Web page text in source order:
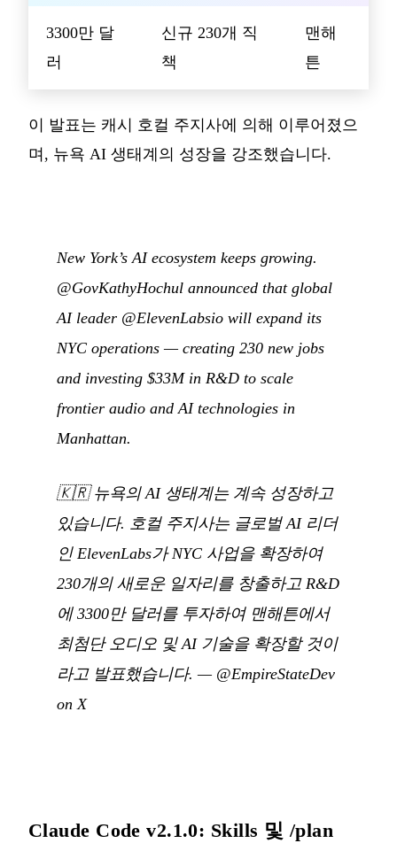
3300만 달
러
신규 230개 직
책
맨해
튼
이 발표는 캐시 호컬 주지사에 의해 이루어졌으
며, 뉴욕 AI 생태계의 성장을 강조했습니다.
New York’s AI ecosystem keeps growing.
@GovKathyHochul announced that global
AI leader @ElevenLabsio will expand its
NYC operations — creating 230 new jobs
and investing $33M in R&D to scale
frontier audio and AI technologies in
Manhattan.
🇰🇷뉴욕의 AI 생태계는 계속 성장하고
있습니다. 호컬 주지사는 글로벌 AI 리더
인 ElevenLabs가 NYC 사업을 확장하여
230개의 새로운 일자리를 창출하고 R&D
에 3300만 달러를 투자하여 맨해튼에서
최첨단 오디오 및 AI 기술을 확장할 것이
라고 발표했습니다. — @EmpireStateDev
on X
Claude Code v2.1.0: Skills 및 /plan